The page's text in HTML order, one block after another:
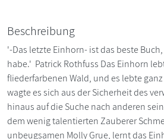
Beschreibung
'-Das letzte Einhorn- ist das beste
habe.' Patrick Rothfuss Das Einhorn
fliederfarbenen Wald, und es lebte
wagte es sich aus der Sicherheit des
hinaus auf die Suche nach anderen
dem wenig talentierten Zauberer
unbeugsamen Molly Grue, lernt das